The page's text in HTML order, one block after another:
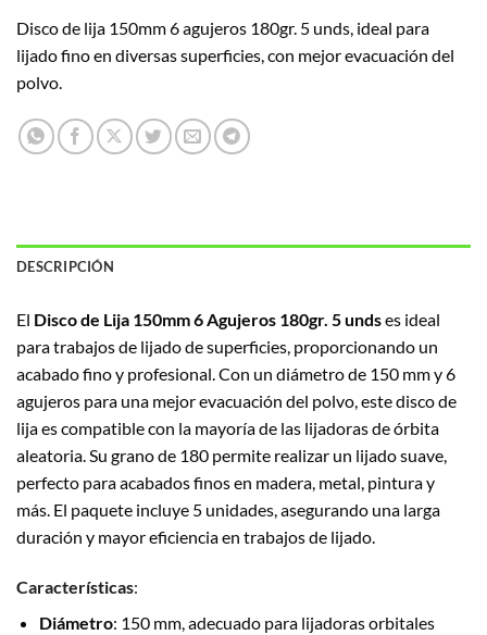
Disco de lija 150mm 6 agujeros 180gr. 5 unds, ideal para
lijado fino en diversas superficies, con mejor evacuación del
polvo.
DESCRIPCIÓN
El Disco de Lija 150mm 6 Agujeros 180gr. 5 undses ideal
para trabajos de lijado de superficies, proporcionando un
acabado fino y profesional. Con un diámetro de 150 mm y 6
agujeros para una mejor evacuación del polvo, este disco de
lija es compatible con la mayoría de las lijadoras de órbita
aleatoria. Su grano de 180 permite realizar un lijado suave,
perfecto para acabados finos en madera, metal, pintura y
más. El paquete incluye 5 unidades, asegurando una larga
duración y mayor eficiencia en trabajos de lijado.
Características:
Diámetro: 150 mm, adecuado para lijadoras orbitales